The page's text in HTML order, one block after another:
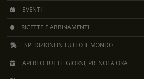
EVENTI
RICETTE E ABBINAMENTI
SPEDIZIONI IN TUTTO IL MONDO
APERTO TUTTI I GIORNI, PRENOTA ORA